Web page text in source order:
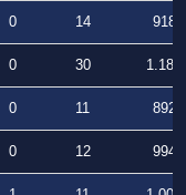
0 14
918
0 30
1.181
0 11
892
0 12
994